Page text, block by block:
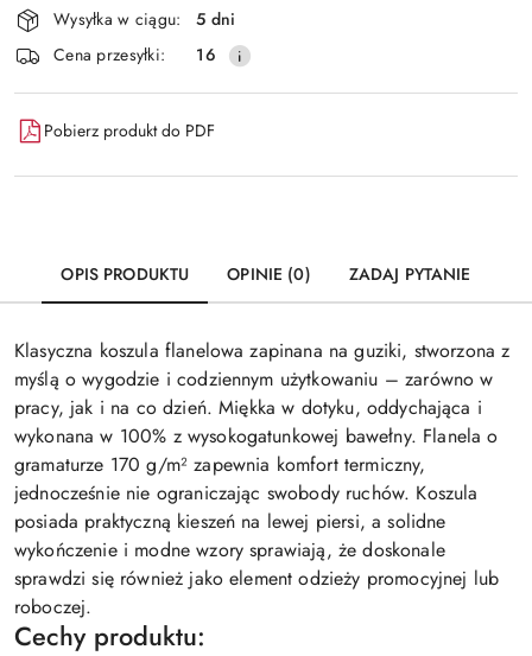
Wyślij
i
dostawa
Wysyłka w ciągu:
5 dni
Cena przesyłki:
16
Pobierz produkt do PDF
OPIS PRODUKTU OPINIE (0) ZADAJ PYTANIE
Klasyczna koszula flanelowa zapinana na guziki, stworzona z
myślą o wygodzie i codziennym użytkowaniu – zarówno w
pracy, jak i na co dzień. Miękka w dotyku, oddychająca i
wykonana w 100% z wysokogatunkowej bawełny. Flanela o
gramaturze 170 g/m² zapewnia komfort termiczny,
jednocześnie nie ograniczając swobody ruchów. Koszula
posiada praktyczną kieszeń na lewej piersi, a solidne
wykończenie i modne wzory sprawiają, że doskonale
sprawdzi się również jako element odzieży promocyjnej lub
roboczej.
Cechy produktu: